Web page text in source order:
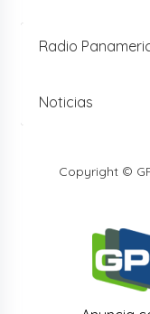
Radio
Noticias
Copyright ©